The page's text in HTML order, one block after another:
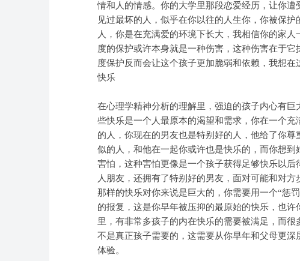
情和人的情感。你的大学里那段恋爱经历，让你
见过最坏的人，似乎在你以往的人生你，你被保
人，你是在充满爱的环境下长大，我相信你的家
度的保护或许本身就是一种伤害，这种伤害在于
度保护反而会让这个孩子更加脆弱和依赖，我想
快乐
在心理学精神分析的理解里，强迫的孩子内心有
些快乐是一个人最原本的渴望和需求，你在一个
的人，你现在的男友也是特别好的人，他给了你
似的人，和他在一起你或许也是快乐的，而你想
害怕，这种害怕更像是一个孩子获得足够快乐以
人朋友，还拥有了特别好的男友，面对可能和对
那样的快乐对你来说是巨大的，你需要用一个“惩
的报复，这是你早年被压抑的最原始的快乐，也
里，有非常多孩子的内在快乐的需要被满足，而
不是真正孩子需要的，这需要从你早年和父母更
体验。